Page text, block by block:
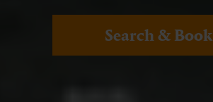
Search & Book